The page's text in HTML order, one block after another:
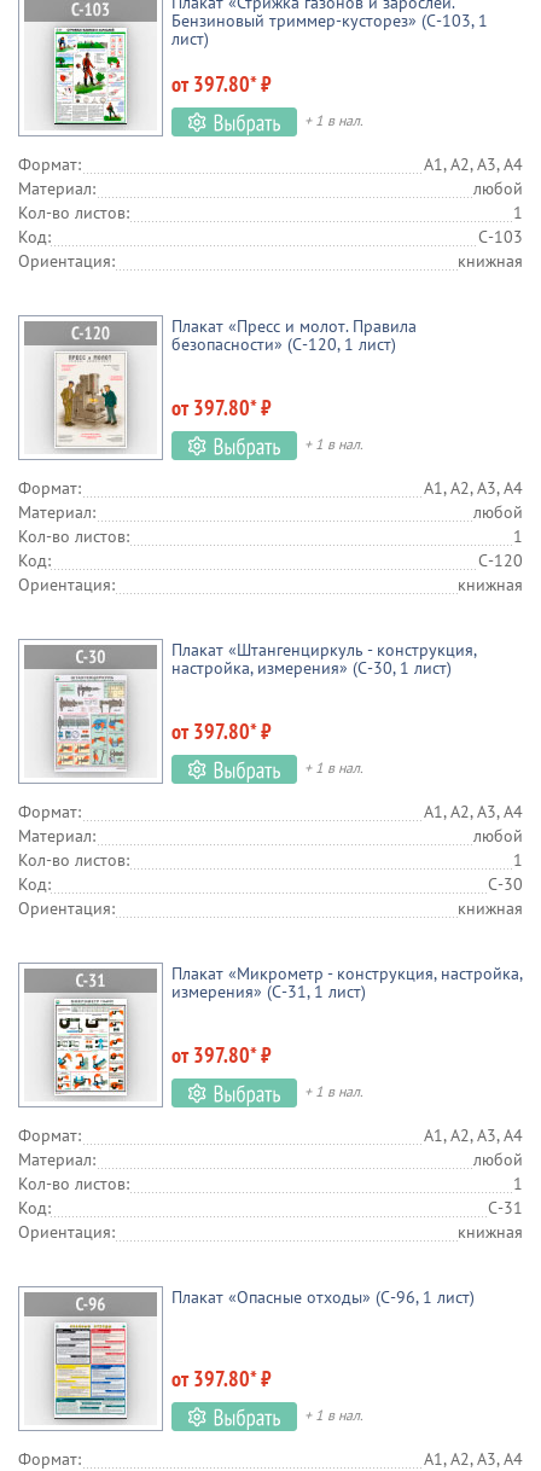
Бензиновый триммер-кусторез» (С-103, 1
лист)
от 397.80* ₽
+ 1 в нал.
Формат:
А1, А2, А3, А4
Материал:
любой
Кол-во листов:
1
Код:
С-103
Ориентация:
книжная
Плакат «Пресс и молот. Правила
безопасности» (С-120, 1 лист)
от 397.80* ₽
+ 1 в нал.
Формат:
А1, А2, А3, А4
Материал:
любой
Кол-во листов:
1
Код:
С-120
Ориентация:
книжная
Плакат «Штангенциркуль - конструкция,
настройка, измерения» (С-30, 1 лист)
от 397.80* ₽
+ 1 в нал.
Формат:
А1, А2, А3, А4
Материал:
любой
Кол-во листов:
1
Код:
С-30
Ориентация:
книжная
Плакат «Микрометр - конструкция, настройка,
измерения» (С-31, 1 лист)
от 397.80* ₽
+ 1 в нал.
Формат:
А1, А2, А3, А4
Материал:
любой
Кол-во листов:
1
Код:
С-31
Ориентация:
книжная
Плакат «Опасные отходы» (С-96, 1 лист)
от 397.80* ₽
+ 1 в нал.
Формат:
А1, А2, А3, А4